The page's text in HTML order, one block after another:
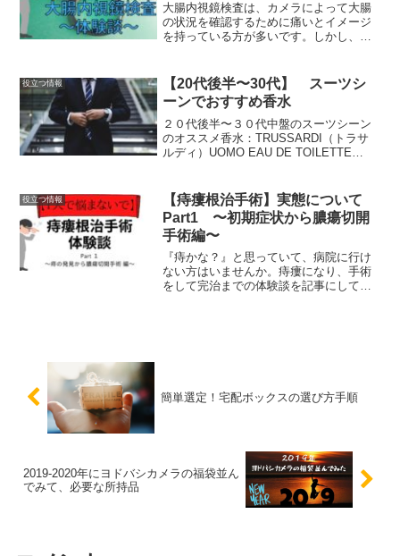
大腸内視鏡検査は、カメラによって大腸
の状況を確認するために痛いとイメージ
を持っている方が多いです。しかし、全
置が可能であり、体験談をもとに受けて
い頂ける幸いです。
役立つ情報
【20代後半〜30代】 スーツシ
ーンでおすすめ香水
２０代後半〜３０代中盤のスーツシーン
のオススメ香水：TRUSSARDI（トラサ
ルディ）UOMO EAU DE TOILETTE
悩んでいる方、少しでも参考になれば幸
いです。
役立つ情報
【痔瘻根治手術】実態について
Part1 〜初期症状から膿瘍切開
手術編〜
『痔かな？』と思っていて、病院に行け
ない方はいませんか。痔瘻になり、手術
をして完治までの体験談を記事にしてい
簡単選定！宅配ボックスの選び方手順
2019-2020年にヨドバシカメラの福袋並ん
でみて、必要な所持品